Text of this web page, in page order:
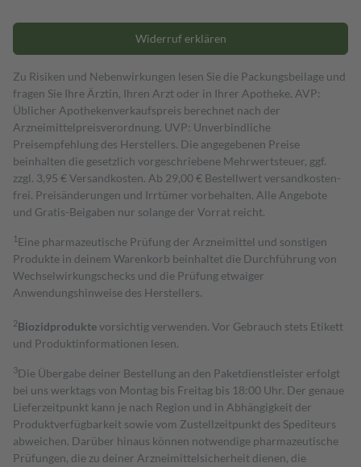
Widerruf erklären
Zu Risiken und Nebenwirkungen lesen Sie die Packungsbeilage und
fragen Sie Ihre Ärztin, Ihren Arzt oder in Ihrer Apotheke. AVP:
Üblicher Apothekenverkaufspreis berechnet nach der
Arzneimittelpreisverordnung. UVP: Unverbindliche
Preisempfehlung des Herstellers. Die angegebenen Preise
beinhalten die gesetzlich vorgeschriebene Mehrwertsteuer, ggf.
zzgl. 3,95 € Versandkosten. Ab 29,00 € Bestell­wert versand­kosten­
frei. Preisänderungen und Irrtümer vorbehalten. Alle Angebote
und Gratis-Beigaben nur solange der Vorrat reicht.
1 Eine pharmazeutische Prüfung der Arzneimittel und sonstigen
Produkte in deinem Warenkorb beinhaltet die Durchführung von
Wechselwirkungschecks und die Prüfung etwaiger
Anwendungshinweise des Herstellers.
2Biozidproduktevorsichtig verwenden. Vor Gebrauch stets Etikett
und Produktinformationen lesen.
3Die Übergabe deiner Bestellung an den Paketdienstleister erfolgt
bei uns werktags von Montag bis Freitag bis 18:00 Uhr. Der genaue
Lieferzeitpunkt kann je nach Region und in Abhängigkeit der
Produktverfügbarkeit sowie vom Zustellzeitpunkt des Spediteurs
abweichen. Darüber hinaus können notwendige pharmazeutische
Prüfungen, die zu deiner Arzneimittelsicherheit dienen, die